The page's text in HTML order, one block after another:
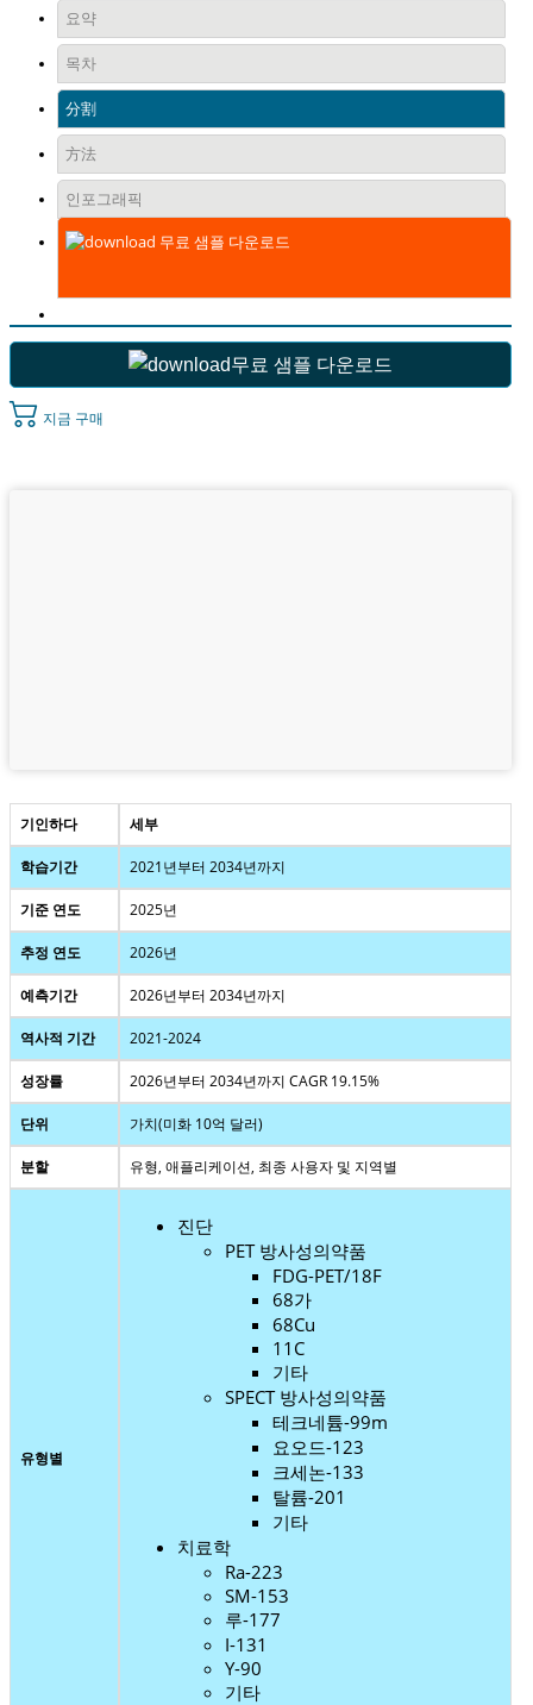
요약
목차
分割
方法
인포그래픽
무료 샘플 다운로드
무료 샘플 다운로드
지금 구매
기인하다 세부
학습기간 2021년부터 2034년까지
기준 연도 2025년
추정 연도 2026년
예측기간 2026년부터 2034년까지
역사적 기간 2021-2024
성장률 2026년부터 2034년까지 CAGR 19.15%
단위 가치(미화 10억 달러)
분할 유형, 애플리케이션, 최종 사용자 및 지역별
유형별
진단
PET 방사성의약품
FDG-PET/18F
68가
68Cu
11C
기타
SPECT 방사성의약품
테크네튬-99m
요오드-123
크세논-133
탈륨-201
기타
치료학
Ra-223
SM-153
루-177
I-131
Y-90
기타